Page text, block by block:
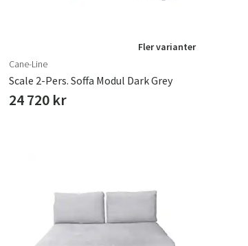
Fler varianter
Cane-Line
Scale 2-Pers. Soffa Modul Dark Grey
24 720 kr